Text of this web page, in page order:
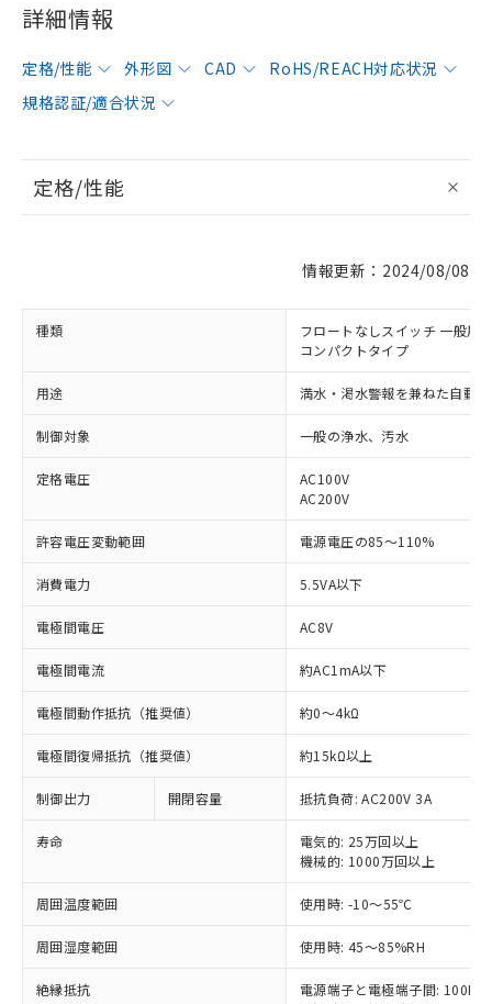
詳細情報
定格/性能 外形図 CAD
RoHS/REACH対応状況
規格認証/適合状況
定格/性能
情報更新：2024/08/08
種類
フロートなしスイッチ 一般用
コンパクトタイプ
用途 満水・渇水警報を兼ねた自動
制御対象 一般の浄水、汚水
定格電圧
AC100V
AC200V
許容電圧変動範囲 電源電圧の85～110%
消費電力 5.5VA以下
電極間電圧 AC8V
電極間電流 約AC1mA以下
電極間動作抵抗（推奨値） 約0～4kΩ
電極間復帰抵抗（推奨値） 約15kΩ以上
制御出力 開閉容量 抵抗負荷: AC200V 3A
寿命
電気的: 25万回以上
機械的: 1000万回以上
周囲温度範囲 使用時: -10～55℃
周囲湿度範囲 使用時: 45～85%RH
絶縁抵抗
電源端子と電極端子間:
ご利用条件
以下の条件をお読みいただき、同意のうえ
本サービスは、当社制御機器事業取扱
商品の当社在庫状況および標準価格
(税抜)を提供させていただくもので
※1 対応状況
対応済み：EU RoHS指令（10物質）の
非含有に対応した製品が提供可能な商品で
す。
対応予定：EU RoHS指令（10物質）の非含
有に対応した製品に切り替える予定のある
対応予定なし：EU RoHS指令（10物質）の
非含有に非対応の商品で、対応品を出す予
調査・確認中：EU RoHS指令（10物質）の
非含有の対応状況を調査中または確認中の
非該当品：ライセンス料など無形物で、有
害物質有無と関係のない商品です。
仕入先様の事情により、非含有部品として
※1 中国RoHS○×表
「○」：最大均質材料含有率が中国RoHSの
基準値以下であることを示します。
「×」：最大均質材料含有率が中国RoHSの